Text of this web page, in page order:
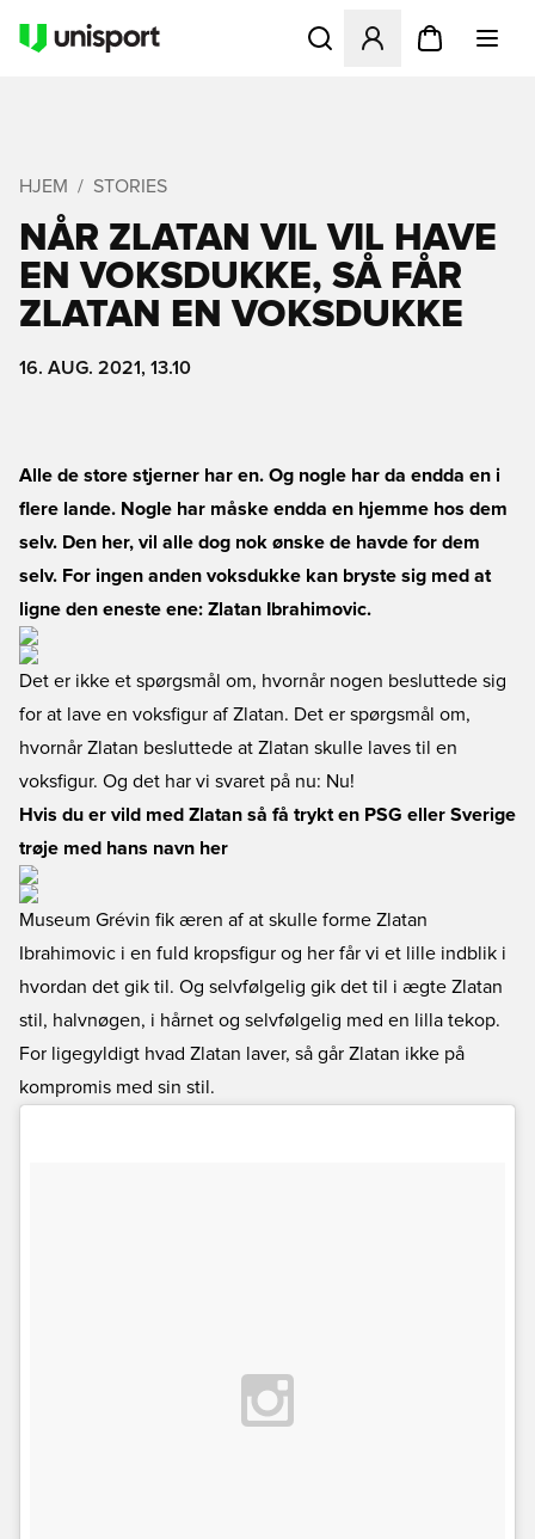
Åbner en Modal til at
HJEM STORIES
NÅR ZLATAN VIL VIL HAVE
EN VOKSDUKKE, SÅ FÅR
ZLATAN EN VOKSDUKKE
16. AUG. 2021, 13.10
Alle de store stjerner har en. Og nogle har da endda en i
flere lande. Nogle har måske endda en hjemme hos dem
selv. Den her, vil alle dog nok ønske de havde for dem
selv. For ingen anden voksdukke kan bryste sig med at
ligne den eneste ene: Zlatan Ibrahimovic.
Det er ikke et spørgsmål om, hvornår nogen besluttede sig
for at lave en voksfigur af Zlatan. Det er spørgsmål om,
hvornår Zlatan besluttede at Zlatan skulle laves til en
voksfigur. Og det har vi svaret på nu: Nu!
Hvis du er vild med Zlatan så få trykt en PSG eller Sverige
trøje med hans navn her
Museum Grévin fik æren af at skulle forme Zlatan
Ibrahimovic i en fuld kropsfigur og her får vi et lille indblik i
hvordan det gik til. Og selvfølgelig gik det til i ægte Zlatan
stil, halvnøgen, i hårnet og selvfølgelig med en lilla tekop.
For ligegyldigt hvad Zlatan laver, så går Zlatan ikke på
kompromis med sin stil.